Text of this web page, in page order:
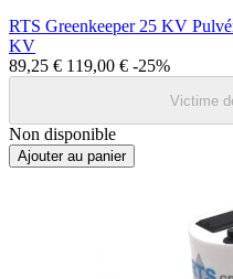
RTS Greenkeeper 25 KV
KV
89,25 € 119,00 € -25%
Victime
Non disponible
Ajouter au panier